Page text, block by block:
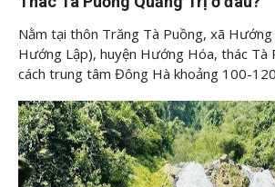
Nằm tại thôn Trăng Tà Puồng, xã Hướng
Hướng Lập), huyện Hướng Hóa, thác Tà
cách trung tâm Đông Hà khoảng 100-